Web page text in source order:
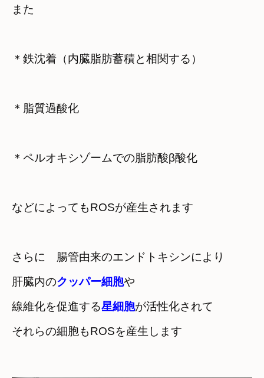
などによってもROSが産生されます
さらに　腸管由来のエンドトキシンにより
肝臓内のクッパー細胞や
線維化を促進する星細胞が活性化されて
それらの細胞もROSを産生します